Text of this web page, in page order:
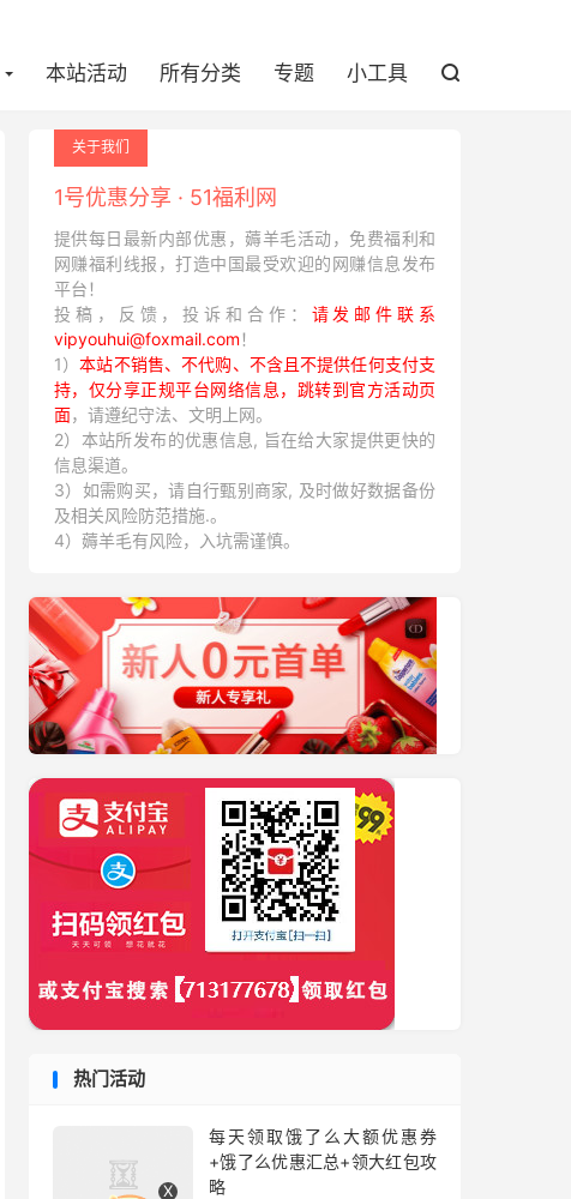
本站活动 所有分类 专题 小工具 
关于我们
1号优惠分享 · 51福利网
提供每日最新内部优惠，薅羊毛活动，免费福利和
网赚福利线报，打造中国最受欢迎的网赚信息发布
平台！
投稿，反馈，投诉和合作： 请发邮件联系
vipyouhui@foxmail.com！
1）本站不销售、不代购、不含且不提供任何支付支
持，仅分享正规平台网络信息，跳转到官方活动页
面，请遵纪守法、文明上网。
2）本站所发布的优惠信息, 旨在给大家提供更快的
信息渠道。
3）如需购买，请自行甄别商家, 及时做好数据备份
及相关风险防范措施.。
4）薅羊毛有风险，入坑需谨慎。
热门活动
每天领取饿了么大额优惠券
+饿了么优惠汇总+领大红包攻
略
X